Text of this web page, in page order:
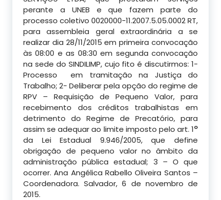
perante a UNEB e que fazem parte do
processo coletivo 0020000-11.2007.5.05.0002 RT,
para assembleia geral extraordinária a se
realizar dia 28/11/2015 em primeira convocação
às 08:00 e as 08:30 em segunda convocação
na sede do SINDILIMP, cujo fito é discutirmos: 1-
Processo em tramitação na Justiça do
Trabalho; 2- Deliberar pela opção do regime de
RPV – Requisição de Pequeno Valor, para
recebimento dos créditos trabalhistas em
detrimento do Regime de Precatório, para
assim se adequar ao limite imposto pelo art. 1o
da Lei Estadual 9.946/2005, que define
obrigação de pequeno valor no âmbito da
administração pública estadual; 3 – O que
ocorrer. Ana Angélica Rabello Oliveira Santos –
Coordenadora. Salvador, 6 de novembro de
2015.